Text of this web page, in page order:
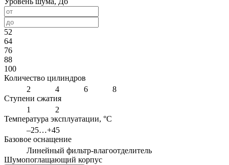
52
64
76
88
100
Количество цилиндров
2
4 6
8
Ступени сжатия
1
2
Температура эксплуатации, °С
–25…+45
Базовое оснащение
Линейный фильтр-влагоотделитель
Шумопоглащающий корпус